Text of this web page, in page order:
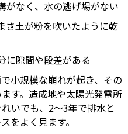
がなく、水の逃げ場がない
さ土が粉を吹いたように乾
に隙間や段差がある
小規模な崩れが起き、その
す。造成地や太陽光発電所
いでも、2〜3年で排水と
をよく見ます。